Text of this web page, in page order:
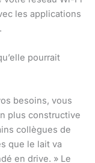
les applications
pourrait
besoins, vous
plus constructive
collègues de
que le lait va
en drive. » Le